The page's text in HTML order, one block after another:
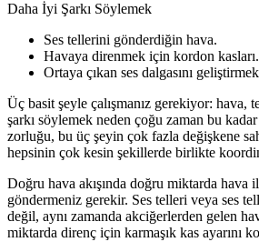
Daha İyi Şarkı Söylemek
Ses tellerini gönderdiğin hava.
Havaya direnmek için kordon kasları.
Ortaya çıkan ses dalgasını
Üç basit şeyle çalışmanız gerekiyor:
şarkı söylemek neden çoğu zaman bu
zorluğu, bu üç şeyin çok fazla değişkene
hepsinin çok kesin şekillerde birlikte
Doğru hava akışında doğru miktarda hava
göndermeniz gerekir. Ses telleri veya ses
değil, aynı zamanda akciğerlerden gelen
miktarda direnç için karmaşık kas ayarını